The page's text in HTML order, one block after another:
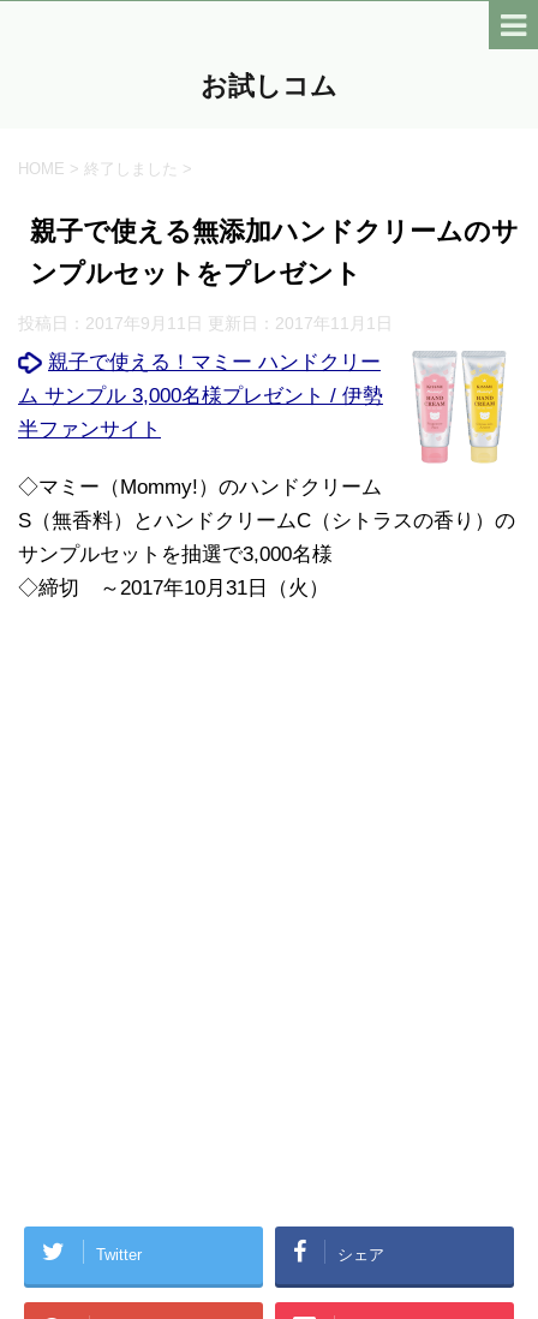
お試しコム
HOME > 終了しました >
親子で使える無添加ハンドクリームのサ
ンプルセットをプレゼント
投稿日：2017年9月11日 更新日： 2017年11月1日
親子で使える！マミー ハンドクリー
ム サンプル 3,000名様プレゼント / 伊勢
半ファンサイト
◇マミー（Mommy!）のハンドクリーム
S（無香料）とハンドクリームC（シトラスの香り）の
サンプルセットを抽選で3,000名様
◇締切 ～2017年10月31日（火）
Twitter シェア